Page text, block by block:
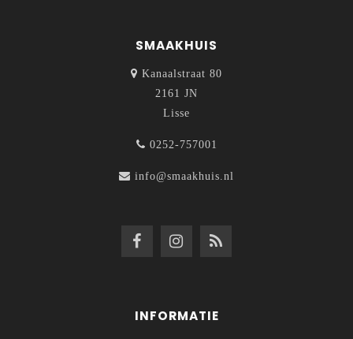
SMAAKHUIS
Kanaalstraat 80
2161 JN
Lisse
0252-757001
info@smaakhuis.nl
INFORMATIE